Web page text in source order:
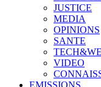
JUSTICE
MEDIA
OPINIONS
SANTE
VIDEO
EMISSIONS